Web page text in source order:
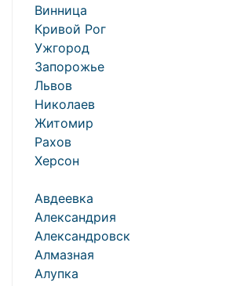
Винница
Кривой Рог
Ужгород
Запорожье
Львов
Николаев
Житомир
Рахов
Херсон
Авдеевка
Александрия
Александровск
Алмазная
Алупка